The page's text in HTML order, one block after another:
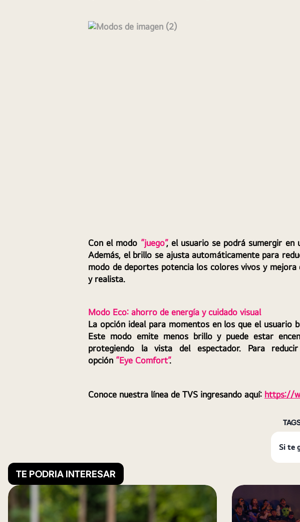
Con el modo “juego”, el usuario se podrá sumergir en
Además, el brillo se ajusta automáticamente para
modo de deportes potencia los colores vivos y
y realista.
Modo Eco: ahorro de energía y cuidado visual
La opción ideal para momentos en los que el usuario
Este modo emite menos brillo y puede estar
protegiendo la vista del espectador. Para
opción “Eye Comfort”.
Conoce nuestra línea de TVS ingresando aquí: https://
Si te
TE PODRIA INTERESAR